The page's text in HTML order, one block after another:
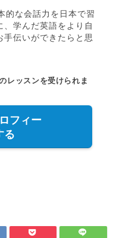
的な会話力を日本で習
学んだ英語をより自
手伝いができたらと思
レッスンを受けられま
フィー
る